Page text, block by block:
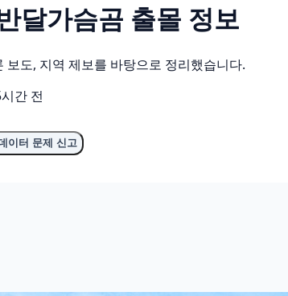
달가슴곰 출몰 정보
도, 지역 제보를 바탕으로 정리했습니다.
간 전
이터 문제 신고